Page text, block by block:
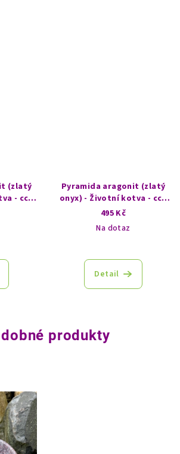
(zlatý
- cca
Pyramida aragonit (zlatý
onyx) - Životní kotva - cca
7,5 cm - Síla země
495 Kč
Na dotaz
Detail
produkty